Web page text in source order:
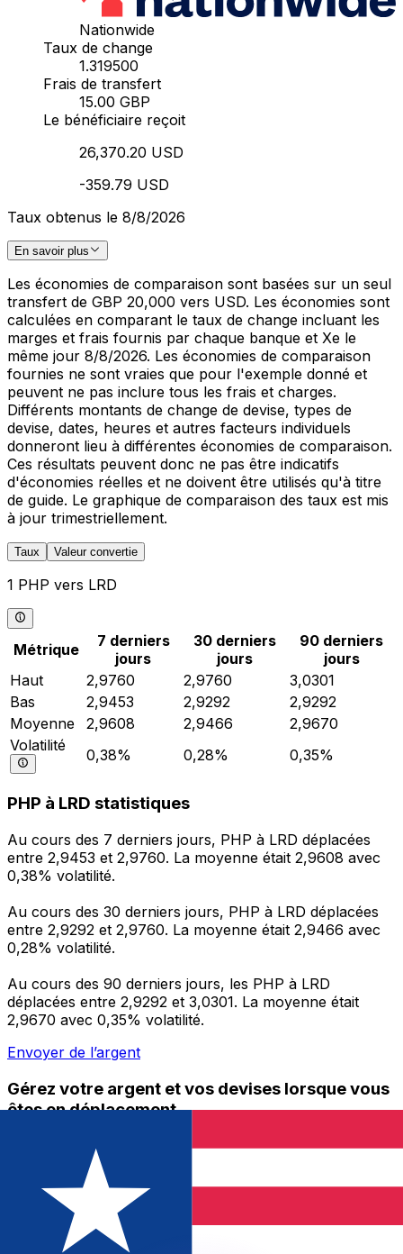
Nationwide
Taux de change
1.319500
Frais de transfert
15.00 GBP
Le bénéficiaire reçoit
26,370.20 USD
-359.79 USD
Taux obtenus le 8/8/2026
En savoir plus
Les économies de comparaison sont basées sur un seul
transfert de GBP 20,000 vers USD. Les économies sont
calculées en comparant le taux de change incluant les
marges et frais fournis par chaque banque et Xe le
même jour 8/8/2026. Les économies de comparaison
fournies ne sont vraies que pour l'exemple donné et
peuvent ne pas inclure tous les frais et charges.
Différents montants de change de devise, types de
devise, dates, heures et autres facteurs individuels
donneront lieu à différentes économies de comparaison.
Ces résultats peuvent donc ne pas être indicatifs
d'économies réelles et ne doivent être utilisés qu'à titre
de guide. Le graphique de comparaison des taux est mis
à jour trimestriellement.
Taux Valeur convertie
1 PHP vers LRD
Métrique
7 derniers
jours
30 derniers
jours
90 derniers
jours
Haut
2,9760 2,9760
3,0301
Bas
2,9453 2,9292
2,9292
Moyenne
2,9608 2,9466
2,9670
Volatilité
0,38% 0,28% 0,35%
PHP à LRD statistiques
Au cours des 7 derniers jours, PHP à LRD déplacées
entre 2,9453 et 2,9760. La moyenne était 2,9608 avec
0,38% volatilité.
Au cours des 30 derniers jours, PHP à LRD déplacées
entre 2,9292 et 2,9760. La moyenne était 2,9466 avec
0,28% volatilité.
Au cours des 90 derniers jours, les PHP à LRD
déplacées entre 2,9292 et 3,0301. La moyenne était
2,9670 avec 0,35% volatilité.
Envoyer de l’argent
Gérez votre argent et vos devises lorsque vous
êtes en déplacement
L'application Xe réunit toutes les fonctionnalités
nécessaires pour vos transferts d'argent internationaux
et la gestion de vos devises. Convertissez des devises,
programmez des alertes de taux et transférez de
l'argent à l'étranger sans frais cachés. Téléchargez
l'application dès aujourd'hui !